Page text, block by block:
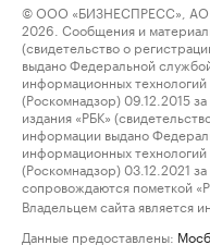
© ООО «БИЗНЕСПРЕСС», АО
2026. Сообщения и
(свидетельство о
выдано Федеральной
информационных
(Роскомнадзор) 09.12.2015
издания «РБК»
информации выдано
информационных
(Роскомнадзор) 03.12.2021
сопровождаются пометкой
Владельцем сайта является
Данные предоставлены: